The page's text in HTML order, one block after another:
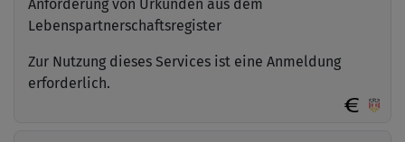
Anforderung von Urkunden aus dem
Lebenspartnerschaftsregister
Zur Nutzung dieses Services ist eine Anmeldung
erforderlich.